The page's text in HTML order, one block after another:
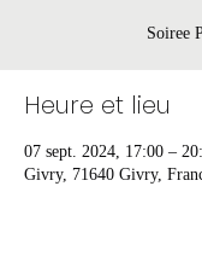
Soiree
Heure et lieu
07 sept. 2024, 17:00 –
Givry, 71640 Givry,